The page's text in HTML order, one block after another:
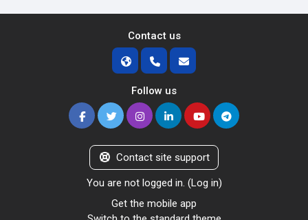
Contact us
Follow us
Contact site support
You are not logged in. (Log in)
Get the mobile app